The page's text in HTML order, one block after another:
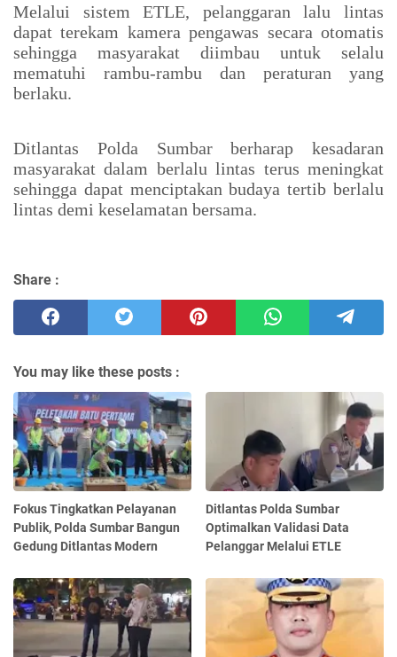
Melalui sistem ETLE, pelanggaran lalu lintas
dapat terekam kamera pengawas secara otomatis
sehingga masyarakat diimbau untuk selalu
mematuhi rambu-rambu dan peraturan yang
berlaku.
Ditlantas Polda Sumbar berharap kesadaran
masyarakat dalam berlalu lintas terus meningkat
sehingga dapat menciptakan budaya tertib berlalu
lintas demi keselamatan bersama.
Share :
You may like these posts :
Fokus Tingkatkan Pelayanan
Publik, Polda Sumbar Bangun
Gedung Ditlantas Modern
Ditlantas Polda Sumbar
Optimalkan Validasi Data
Pelanggar Melalui ETLE